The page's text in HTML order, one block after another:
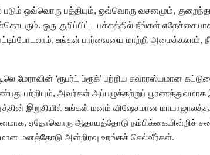
ஒவ்வொரு பத்தியும், ஒவ்வொரு வசனமும்,
ஒரு குறிப்பிட்ட பக்கத்தில் நீங்கள்
உங்கள் பார்வையை மாற்றி
மேராவின் ‘ரூபர்ட் ப்ரூக்’ பற்றிய சுவாரஸ்யமான
பற்றியும், அவர்கள் அப்பழுக்கற்றுப் பூரணத்துவமாக
இறுதியில் உங்கள் மனம் விஷேசமான
ஏதோவொரு ஆதாயத்தோடு நம்பிக்கையின்றிச்
மனத்தோடு அன்றிரவு உறங்கச் செல்வீர்கள்.